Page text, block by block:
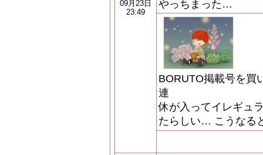
09月23日
23:49
やっちまった…
BORUTO掲載号を
連
休が入ってイレギュ
たらしい… こうなる